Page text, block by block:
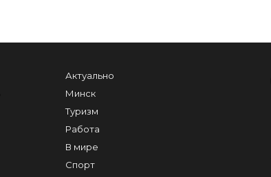
Актуально
Минск
Туризм
Работа
В мире
Спорт